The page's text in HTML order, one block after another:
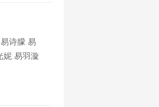
诗朦 易
妮 易羽漩